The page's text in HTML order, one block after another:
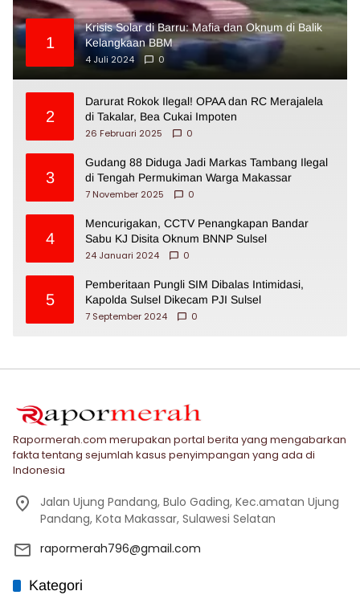
1
Krisis Solar di Barru: Mafia dan Oknum di Balik
Kelangkaan BBM
4 Juli 2024
0
2
Darurat Rokok Ilegal! OPAA dan RC Merajalela
di Takalar, Bea Cukai Impoten
26 Februari 2025
0
3
Gudang 88 Diduga Jadi Markas Tambang Ilegal
di Tengah Permukiman Warga Makassar
7 November 2025
0
4
Mencurigakan, CCTV Penangkapan Bandar
Sabu KJ Disita Oknum BNNP Sulsel
24 Januari 2024
0
5
Pemberitaan Pungli SIM Dibalas Intimidasi,
Kapolda Sulsel Dikecam PJI Sulsel
7 September 2024
0
Rapormerah.com merupakan portal berita yang mengabarkan
fakta tentang sejumlah kasus penyimpangan yang ada di
Indonesia
Jalan Ujung Pandang, Bulo Gading, Kec.amatan Ujung
Pandang, Kota Makassar, Sulawesi Selatan
rapormerah796@gmail.com
Kategori